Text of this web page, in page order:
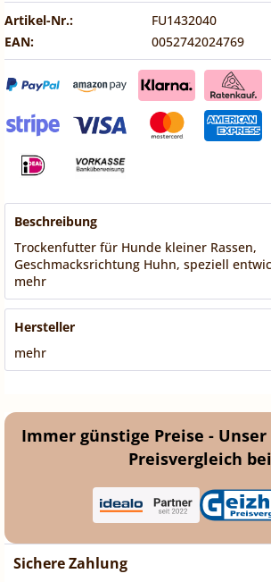
Artikel-Nr.:
FU1432040
EAN:
0052742024769
Beschreibung
Trockenfutter für Hunde kleiner Rassen,
Geschmacksrichtung Huhn, speziell
mehr
Hersteller
mehr
Immer günstige Preise -
Preisvergleich bei
Sichere Zahlung